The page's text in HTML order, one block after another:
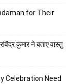
for Their
कुमार ने बताए वास्तु
Celebration Need